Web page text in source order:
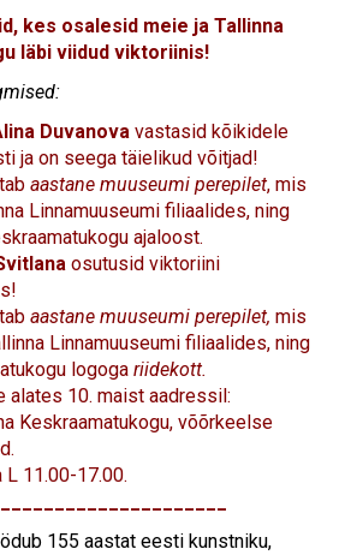
kes osalesid meie ja Tallinna
läbi viidud viktoriinis!
Duvanova vastasid kõikidele
ja on seega täielikud võitjad!
aastane muuseumi perepilet, mis
Linnamuuseumi filiaalides, ning
ajaloost.
osutusid viktoriini
aastane muuseumi perepilet, mis
Linnamuuseumi filiaalides, ning
logoga riidekott.
alates 10. maist aadressil:
Keskraamatukogu, võõrkeelse
L 11.00-17.00.
155 aastat eesti kunstniku,